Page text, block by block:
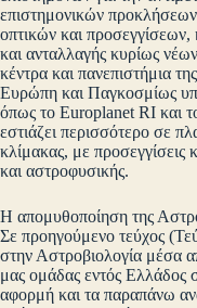
επιστημονικών
οπτικών και
και ανταλλαγής κυρίως
κέντρα και πανεπιστήμια
Ευρώπη και Παγκοσμίως
όπως το Europlanet RI και
εστιάζει περισσότερο σε
κλίμακας, με προσεγγίσεις
και αστροφυσικής.
Η απομυθοποίηση της
Σε προηγούμενο τεύχος
στην Αστροβιολογία μέσα
μας ομάδας εντός
αφορμή και τα παραπάνω